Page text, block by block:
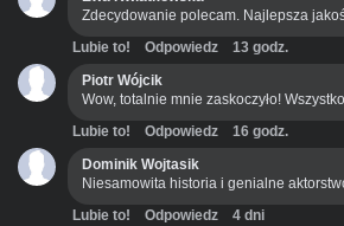
Zdecydowanie polecam. Najlepsza
Lubie to! Odpowiedz
13 godz.
Piotr Wójcik
Wow, totalnie mnie zaskoczyło!
Lubie to! Odpowiedz
16 godz.
Dominik Wojtasik
Niesamowita historia i genialne
Lubie to! Odpowiedz
4 dni